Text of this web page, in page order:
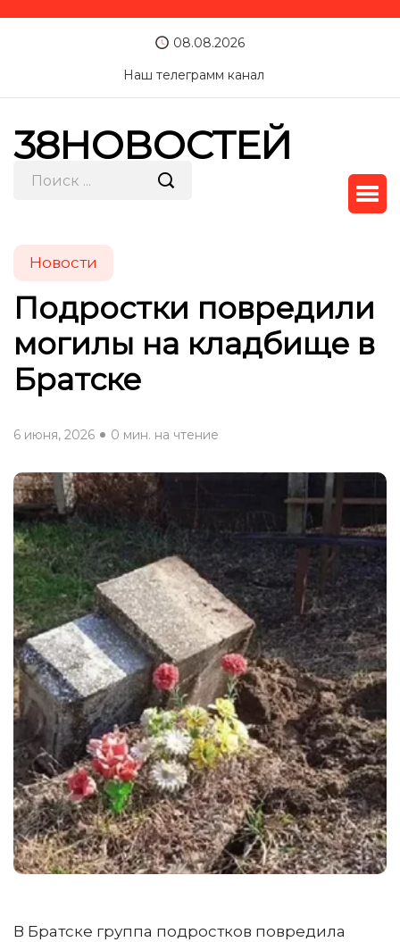
08.08.2026
Наш телеграмм канал
38НОВОСТЕЙ
Новости
Подростки повредили
могилы на кладбище в
Братске
6 июня, 2026 0 мин. на чтение
В Братске группа подростков повредила